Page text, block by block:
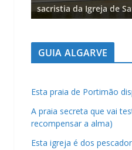
sacristia da Igreja de
GUIA ALGARVE
Esta praia de Portimão
A praia secreta que vai
recompensar a alma)
Esta igreja é dos